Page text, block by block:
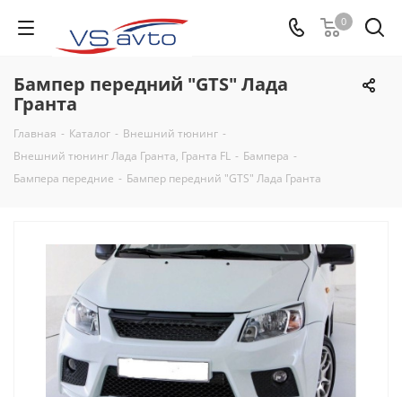
0
Бампер передний "GTS" Лада
Гранта
Главная - Каталог - Внешний тюнинг -
Внешний тюнинг Лада Гранта, Гранта FL - Бампера -
Бампера передние - Бампер передний "GTS" Лада Гранта